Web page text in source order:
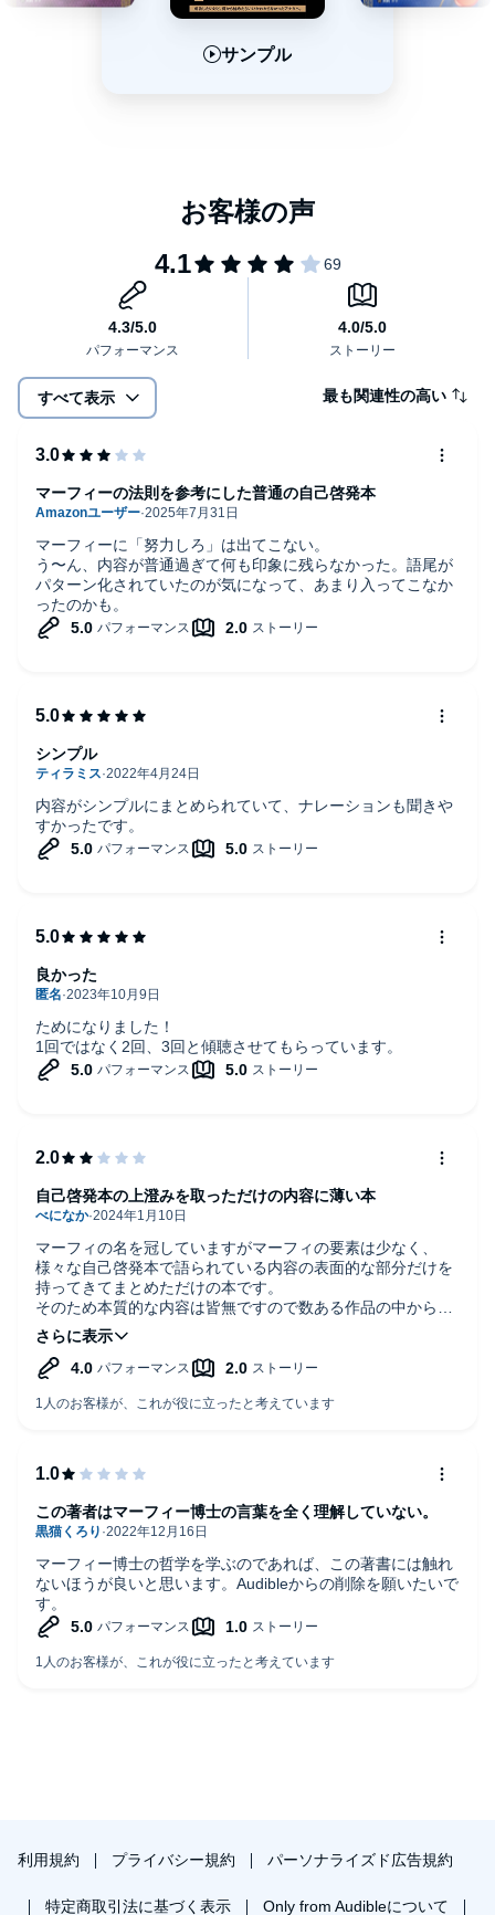
サンプル
すべて表示 最も関連性の高い
マーフィーに「努力しろ」は出てこない。
う〜ん、内容が普通過ぎて何も印象に残らなかった。語尾が
パターン化されていたのが気になって、あまり入ってこなか
ったのかも。
マーフィーの法則を参考にした普通の自己啓発本
内容がシンプルにまとめられていて、ナレーションも聞きや
すかったです。
シンプル
ためになりました！
1回ではなく2回、3回と傾聴させてもらっています。
良かった
マーフィの名を冠していますがマーフィの要素は少なく、
様々な自己啓発本で語られている内容の表面的な部分だけを
持ってきてまとめただけの本です。
そのため本質的な内容は皆無ですので数ある作品の中からあ
えてこの本を選ぶ必要はありません。
章ごとにまとめがある点とナレーションが比較的聞きやすい
点は大変良かったです。
自己啓発本の上澄みを取っただけの内容に薄い本
マーフィー博士の哲学を学ぶのであれば、この著書には触れ
ないほうが良いと思います。Audibleからの削除を願いたいで
す。
この著者はマーフィー博士の言葉を全く理解していない。
利用規約 プライバシー規約 パーソナライズド広告規約
特定商取引法に基づく表示 Only from Audibleについて